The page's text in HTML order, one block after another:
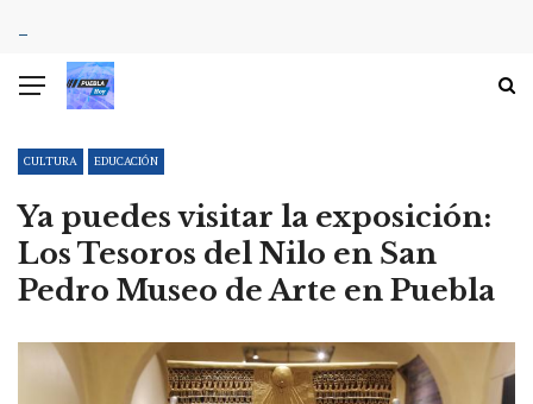
CULTURA EDUCACIÓN
Ya puedes visitar la exposición:
Los Tesoros del Nilo en San
Pedro Museo de Arte en Puebla